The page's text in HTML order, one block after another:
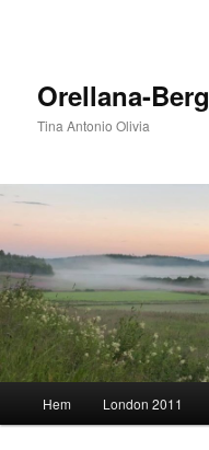
Orellana-
Tina Antonio Olivia
Hem London 2011